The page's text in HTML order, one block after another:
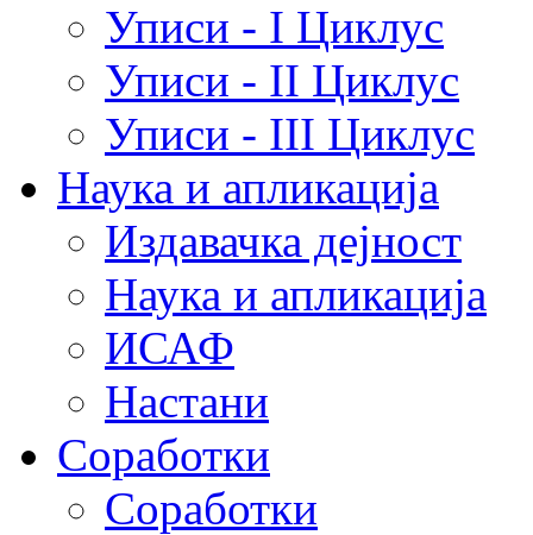
Уписи - I Циклус
Уписи - II Циклус
Уписи - III Циклус
Наука и апликација
Издавачка дејност
Наука и апликација
ИСАФ
Настани
Соработки
Соработки